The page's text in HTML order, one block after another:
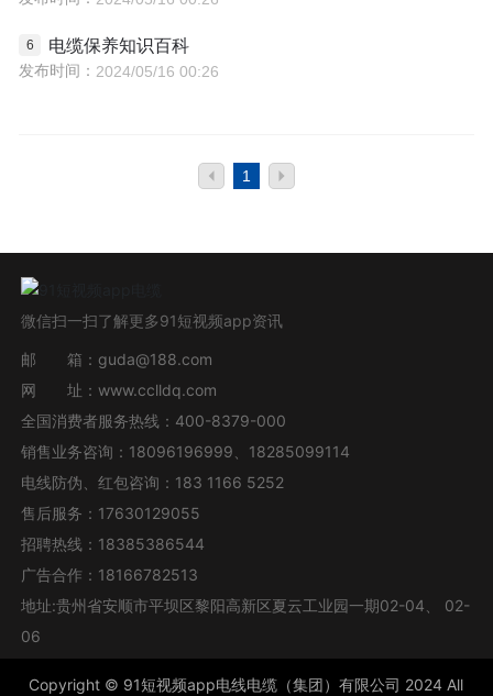
电缆保养知识百科
发布时间： 2024/05/16 00:26
1
微信扫一扫了解更多91短视频app资讯
邮 箱： guda@188.com
网 址： www.cclldq.com
全国消费者服务热线： 400-8379-000
销售业务咨询： 18096196999
18285099114
电线防伪、红包咨询： 183 1166 5252
售后服务： 17630129055
招聘热线： 18385386544
广告合作： 18166782513
地址:贵州省安顺市平坝区黎阳高新区夏云工业园一期02-04、 02-
06
Copyright © 91短视频app电线电缆（集团）有限公司 2024 All